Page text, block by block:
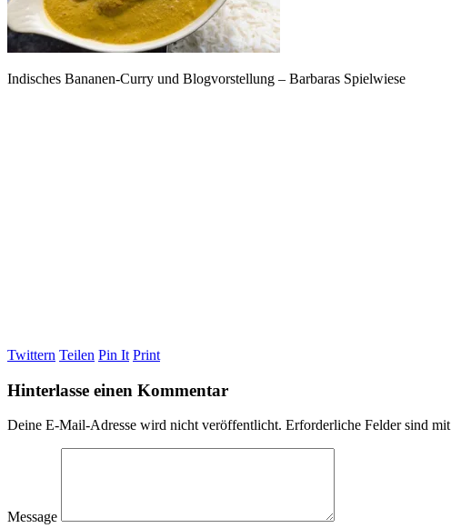
Indisches Bananen-Curry und Blogvorstellung – Barbaras Spielwiese
Twittern Teilen Pin It Print
Hinterlasse einen Kommentar
Deine E-Mail-Adresse wird nicht veröffentlicht. Erforderliche Felder sind mit
Message